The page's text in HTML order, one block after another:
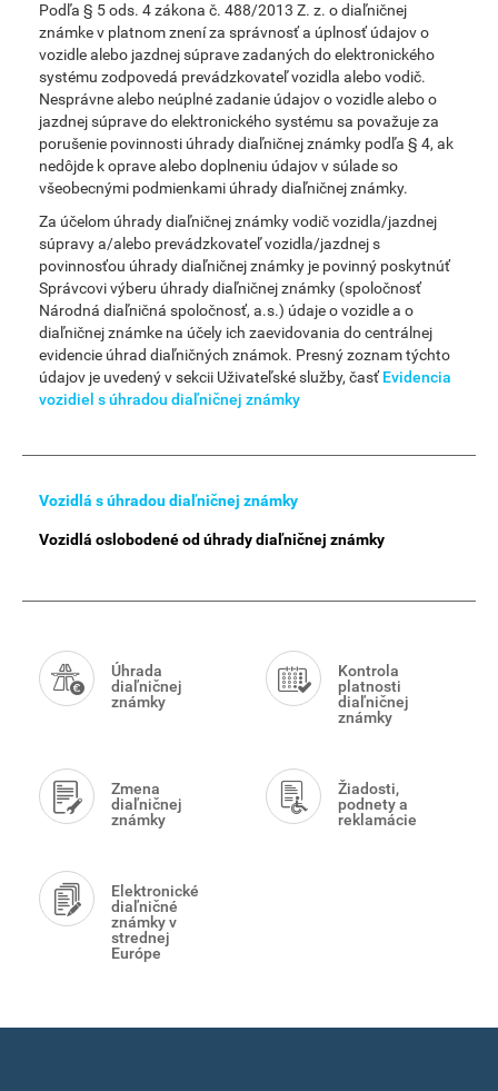
Podľa § 5 ods. 4 zákona č. 488/2013 Z. z. o diaľničnej
známke v platnom znení za správnosť a úplnosť údajov o
vozidle alebo jazdnej súprave zadaných do elektronického
systému zodpovedá prevádzkovateľ vozidla alebo vodič.
Nesprávne alebo neúplné zadanie údajov o vozidle alebo o
jazdnej súprave do elektronického systému sa považuje za
porušenie povinnosti úhrady diaľničnej známky podľa § 4, ak
nedôjde k oprave alebo doplneniu údajov v súlade so
všeobecnými podmienkami úhrady diaľničnej známky.
Za účelom úhrady diaľničnej známky vodič vozidla/jazdnej
súpravy a/alebo prevádzkovateľ vozidla/jazdnej s
povinnosťou úhrady diaľničnej známky je povinný poskytnúť
Správcovi výberu úhrady diaľničnej známky (spoločnosť
Národná diaľničná spoločnosť, a.s.) údaje o vozidle a o
diaľničnej známke na účely ich zaevidovania do centrálnej
evidencie úhrad diaľničných známok. Presný zoznam týchto
údajov je uvedený v sekcii Uživateľské služby, časť Evidencia
vozidiel s úhradou diaľničnej známky
Main
Vozidlá s úhradou diaľničnej známky
Vozidlá oslobodené od úhrady diaľničnej známky
Menu
Úhrada
diaľničnej
známky
Kontrola
platnosti
diaľničnej
známky
Zmena
diaľničnej
známky
Žiadosti,
podnety a
reklamácie
Elektronické
diaľničné
známky v
strednej
Európe